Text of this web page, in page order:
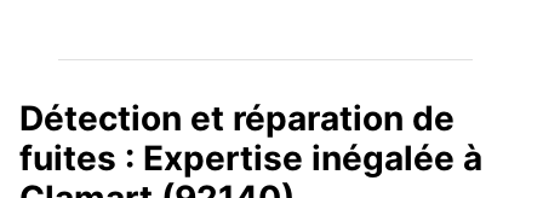
Détection et réparation de
fuites : Expertise inégalée à